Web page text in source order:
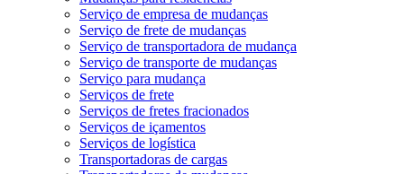
Serviço de empresa de mudanças
Serviço de frete de mudanças
Serviço de transportadora de mudança
Serviço de transporte de mudanças
Serviço para mudança
Serviços de frete
Serviços de fretes fracionados
Serviços de içamentos
Serviços de logística
Transportadoras de cargas